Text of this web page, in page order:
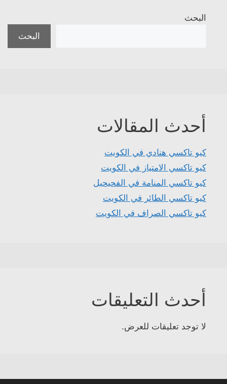
البحث
البحث
أحدث المقالات
كيو تاكسي هنادي في الكويت
كيو تاكسي الامتياز في الكويت
كيو تاكسي المنامة في الفحيحيل
كيو تاكسي الطائر في الكويت
كيو تاكسي الصراف في الكويت
أحدث التعليقات
لا توجد تعليقات للعرض.